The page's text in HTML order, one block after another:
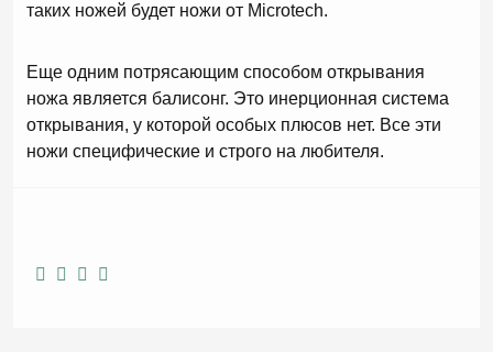
таких ножей будет ножи от Microtech.
Еще одним потрясающим способом открывания
ножа является балисонг. Это инерционная система
открывания, у которой особых плюсов нет. Все эти
ножи специфические и строго на любителя.